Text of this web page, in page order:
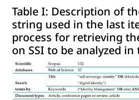
Table I: Description of
string used in the last
process for retrieving
on SSI to be analyzed